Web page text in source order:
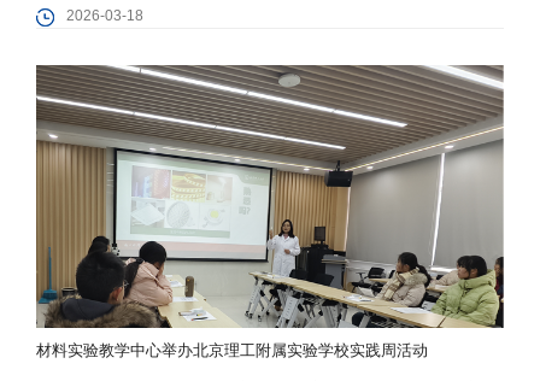
访问北京理工大学，双方就深化招生合作开展工作座谈。校党委副书记、
生组执行组...
2026-03-18
材料实验教学中心举办北京理工附属实验学校实践周活动